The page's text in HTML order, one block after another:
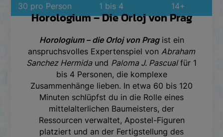
Horologium – Die Orloj von Prag
Horologium – die Orloj von Pragist ein
anspruchsvolles Expertenspiel von Abraham
Sanchez Hermidaund Paloma J. Pascualfür 1
bis 4 Personen, die komplexe
Zusammenhänge lieben. In etwa 60 bis 120
Minuten schlüpfst du in die Rolle eines
mittelalterlichen Baumeisters, der
Ressourcen verwaltet, Apostel-Figuren
platziert und an der Fertigstellung des
30 pro Person 1 bis 4 14+